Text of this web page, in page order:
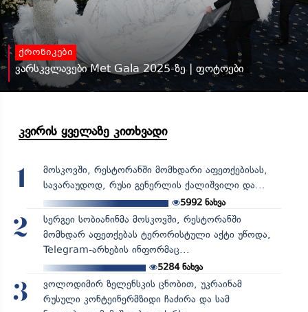
ქრონიკები
ვარსკვლავები Met Gala 2025-ზე | ფოტოები
კვირის ყველაზე კითხვადი
1
მოსკოვში, რესტორანში მომხდარი აფეთქებისას,
სავარაუდოდ, რუსი გენერლის ქალიშვილი და...
5992 ნახვა
2
სერგეი სობიანინმა მოსკოვში, რესტორანში
მომხდარ აფეთქებას ტერორისტული აქტი უწოდა,
Telegram-არხების ინფორმაც...
5284ნახვა
3
ვოლოდიმირ ზელენსკის ცნობით, უკრაინამ
რუსული კონტეინერმზიდი ჩაძირა და სამ